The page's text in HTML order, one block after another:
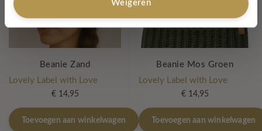
Weigeren
Beanie Zand
Lovely Label with Love
€14,95
Toevoegen aan winkelwagen
Beanie Mos Groen
Lovely Label with Love
€14,95
Toevoegen aan winkelwagen